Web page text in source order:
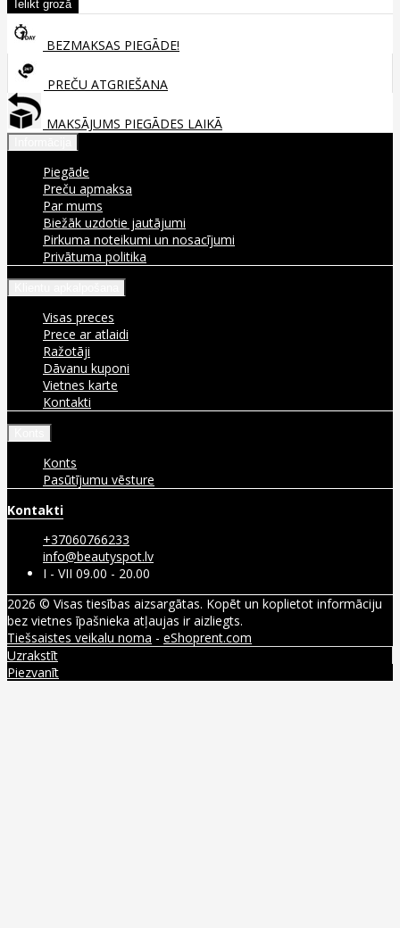
BEZMAKSAS PIEGĀDE!
PREČU ATGRIEŠANA
MAKSĀJUMS PIEGĀDES LAIKĀ
Piegāde
Preču apmaksa
Par mums
Biežāk uzdotie jautājumi
Pirkuma noteikumi un nosacījumi
Privātuma politika
Visas preces
Prece ar atlaidi
Ražotāji
Dāvanu kuponi
Vietnes karte
Kontakti
Konts
Pasūtījumu vēsture
Kontakti
+37060766233
info@beautyspot.lv
I - VII 09.00 - 20.00
2026 © Visas tiesības aizsargātas. Kopēt un koplietot informāciju
bez vietnes īpašnieka atļaujas ir aizliegts.
Tiešsaistes veikalu noma - eShoprent.com
Uzrakstīt
Piezvanīt